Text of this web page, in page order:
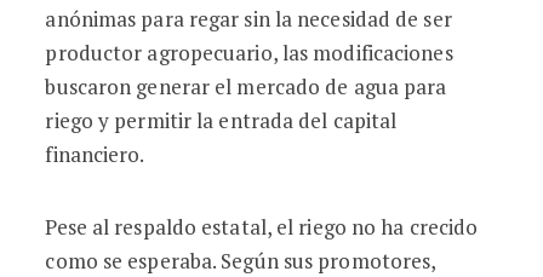
anónimas para regar sin la necesidad de ser
productor agropecuario, las modificaciones
buscaron generar el mercado de agua para
riego y permitir la entrada del capital
financiero.
Pese al respaldo estatal, el riego no ha crecido
como se esperaba. Según sus promotores,